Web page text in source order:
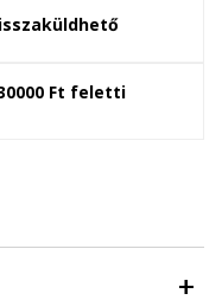
Ft feletti